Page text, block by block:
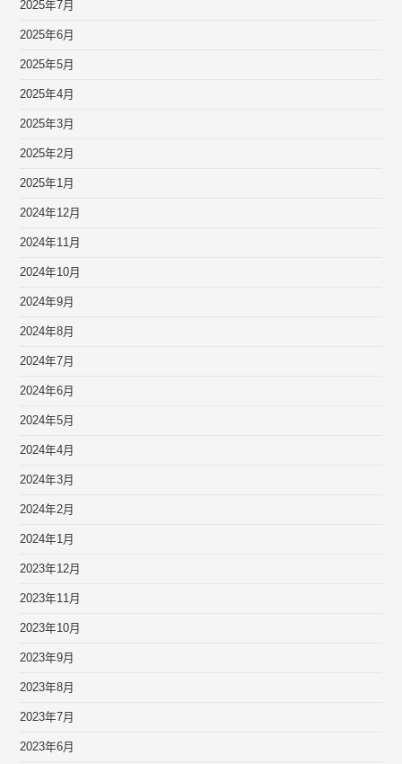
2025年7月
2025年6月
2025年5月
2025年4月
2025年3月
2025年2月
2025年1月
2024年12月
2024年11月
2024年10月
2024年9月
2024年8月
2024年7月
2024年6月
2024年5月
2024年4月
2024年3月
2024年2月
2024年1月
2023年12月
2023年11月
2023年10月
2023年9月
2023年8月
2023年7月
2023年6月